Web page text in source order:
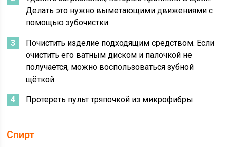
Делать это нужно выметающими движениями с
помощью зубочистки.
Почистить изделие подходящим средством. Если
очистить его ватным диском и палочкой не
получается, можно воспользоваться зубной
щёткой.
Протереть пульт тряпочкой из микрофибры.
Спирт